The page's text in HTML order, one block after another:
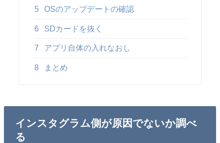
5 OSのアップデートの確認
6 SDカードを抜く
7 アプリ自体の入れなおし
8 まとめ
インスタグラム側が原因でないか調べ
る